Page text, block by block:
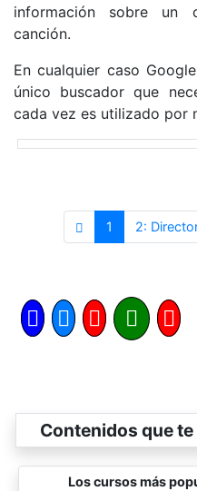
información sobre un
canción.
En cualquier caso
único buscador que
cada vez es utilizado por
1 2:
Contenidos que
Los cursos más